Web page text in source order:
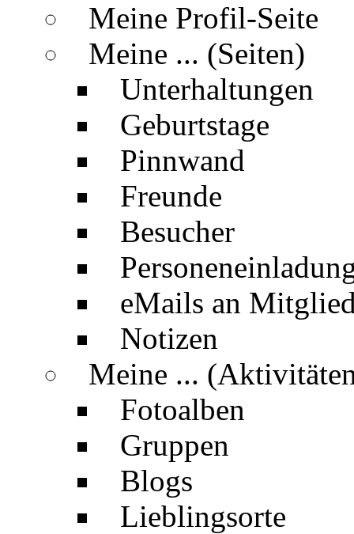
Meine Profil-Seite
Meine ... (Seiten)
Unterhaltungen
Geburtstage
Pinnwand
Freunde
Besucher
eMails an
Notizen
Meine ...
Fotoalben
Gruppen
Blogs
Lieblingsorte